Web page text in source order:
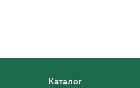
Каталог